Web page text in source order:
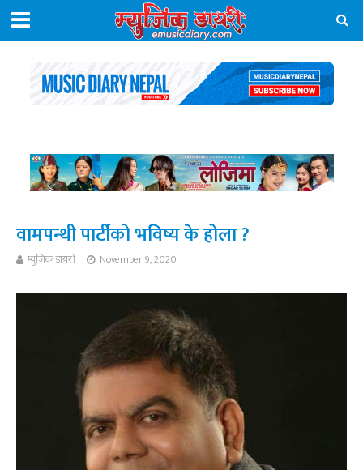
वामपन्थी पार्टीको भविष्य के होला ?
म्युजिक डायरी November 9, 2020